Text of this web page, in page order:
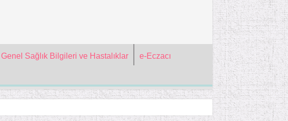
Genel Sağlık Bilgileri ve Hastalıklar e-Eczacı